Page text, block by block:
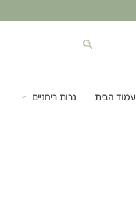
עמוד הבית נרות ריחניים